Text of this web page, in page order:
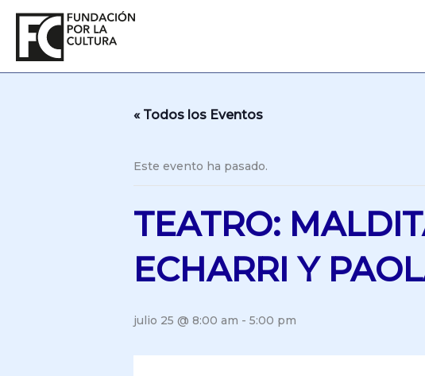
contenido
« Todos los Eventos
Este evento ha pasado.
TEATRO:
ECHARRI Y
julio 25 @ 8:00 am - 5:00 pm